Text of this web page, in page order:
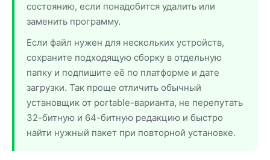
состоянию, если понадобится удалить или
заменить программу.
Если файл нужен для нескольких устройств,
сохраните подходящую сборку в отдельную
папку и подпишите её по платформе и дате
загрузки. Так проще отличить обычный
установщик от portable-варианта, не перепутать
32-битную и 64-битную редакцию и быстро
найти нужный пакет при повторной установке.